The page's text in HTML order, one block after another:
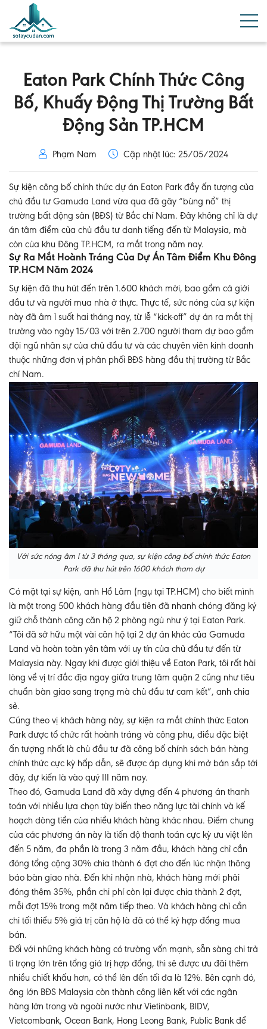
Eaton Park Chính Thức Công
Bố, Khuấy Động Thị Trường Bất
Động Sản TP.HCM
Phạm Nam Cập nhật lúc: 25/05/2024
Sự kiện công bố chính thức dự án Eaton Park đầy ấn tượng của
chủ đầu tư Gamuda Land vừa qua đã gây “bùng nổ” thị
trường bất động sản (BĐS) từ Bắc chí Nam. Đây không chỉ là dự
án tâm điểm của chủ đầu tư danh tiếng đến từ Malaysia, mà
còn của khu Đông TP.HCM, ra mắt trong năm nay.
Sự Ra Mắt Hoành Tráng Của Dự Án Tâm Điểm Khu Đông
TP.HCM Năm 2024
Sự kiện đã thu hút đến trên 1.600 khách mời, bao gồm cả giới
đầu tư và người mua nhà ở thực. Thực tế, sức nóng của sự kiện
này đã âm ỉ suốt hai tháng nay, từ lễ “kick-off” dự án ra mắt thị
trường vào ngày 15/03 với trên 2.700 người tham dự bao gồm
đội ngũ nhân sự của chủ đầu tư và các chuyên viên kinh doanh
thuộc những đơn vị phân phối BĐS hàng đầu thị trường từ Bắc
chí Nam.
Với sức nóng âm ỉ từ 3 tháng qua, sự kiện công bố chính thức Eaton
Park đã thu hút trên 1600 khách tham dự
Có mặt tại sự kiện, anh Hồ Lâm (ngụ tại TP.HCM) cho biết mình
là một trong 500 khách hàng đầu tiên đã nhanh chóng đăng ký
giữ chỗ thành công căn hộ 2 phòng ngủ như ý tại Eaton Park.
“Tôi đã sở hữu một vài căn hộ tại 2 dự án khác của Gamuda
Land và hoàn toàn yên tâm với uy tín của chủ đầu tư đến từ
Malaysia này. Ngay khi được giới thiệu về Eaton Park, tôi rất hài
lòng về vị trí đắc địa ngay giữa trung tâm quận 2 cũng như tiêu
chuẩn bàn giao sang trọng mà chủ đầu tư cam kết”, anh chia
sẻ.
Cũng theo vị khách hàng này, sự kiện ra mắt chính thức Eaton
Park được tổ chức rất hoành tráng và công phu, điều đặc biệt
ấn tượng nhất là chủ đầu tư đã công bố chính sách bán hàng
chính thức cực kỳ hấp dẫn, sẽ được áp dụng khi mở bán sắp tới
đây, dự kiến là vào quý III năm nay.
Theo đó, Gamuda Land đã xây dựng đến 4 phương án thanh
toán với nhiều lựa chọn tùy biến theo năng lực tài chính và kế
hoạch dòng tiền của nhiều khách hàng khác nhau. Điểm chung
của các phương án này là tiến độ thanh toán cực kỳ ưu việt lên
đến 5 năm, đa phần là trong 3 năm đầu, khách hàng chỉ cần
đóng tổng cộng 30% chia thành 6 đợt cho đến lúc nhận thông
báo bàn giao nhà. Đến khi nhận nhà, khách hàng mới phải
đóng thêm 35%, phần chi phí còn lại được chia thành 2 đợt,
mỗi đợt 15% trong một năm tiếp theo. Và khách hàng chỉ cần
chi tối thiểu 5% giá trị căn hộ là đã có thể ký hợp đồng mua
bán.
Đối với những khách hàng có trường vốn mạnh, sẵn sàng chi trả
tỉ trọng lớn trên tổng giá trị hợp đồng, thì sẽ được ưu đãi thêm
nhiều chiết khấu hơn, có thể lên đến tối đa là 12%. Bên cạnh đó,
ông lớn BĐS Malaysia còn thành công liên kết với các ngân
hàng lớn trong và ngoài nước như Vietinbank, BIDV,
Vietcombank, Ocean Bank, Hong Leong Bank, Public Bank để